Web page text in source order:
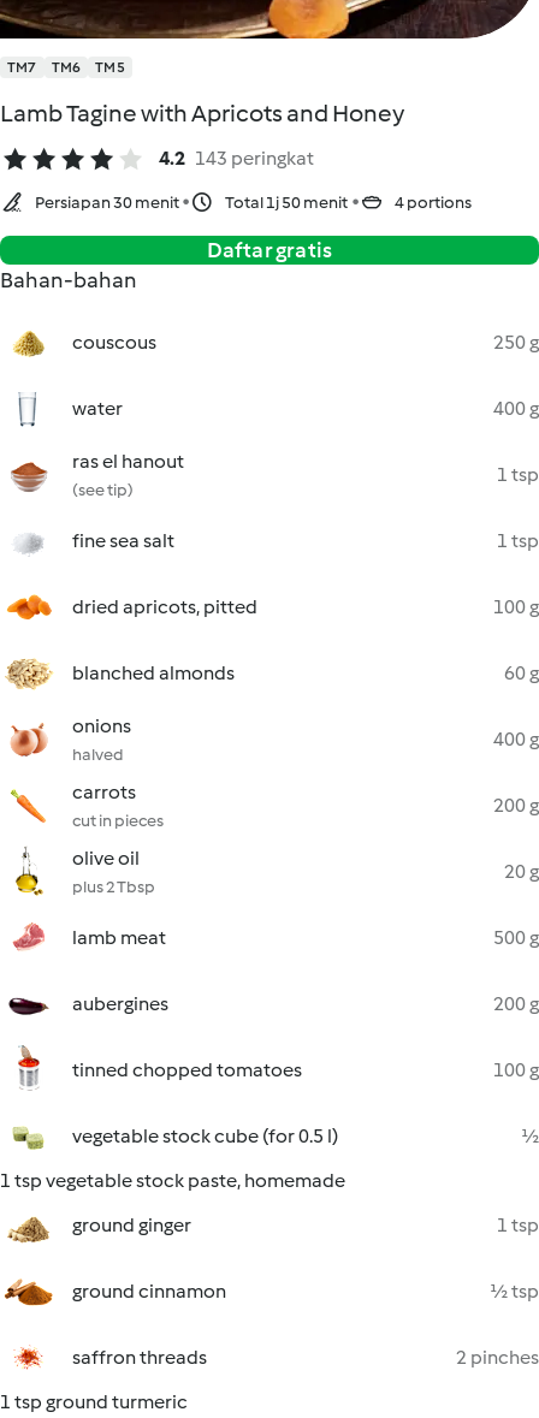
TM7 TM6 TM5
Lamb Tagine with Apricots and Honey
4.2 143 peringkat
Persiapan 30 menit Total 1j 50 menit 4 portions
Daftar gratis
Bahan-bahan
couscous 250 g
water 400 g
ras el hanout
(see tip)
1 tsp
fine sea salt 1 tsp
dried apricots, pitted 100 g
blanched almonds 60 g
onions
halved
400 g
carrots
cut in pieces
200 g
olive oil
plus 2 Tbsp
20 g
lamb meat 500 g
aubergines 200 g
tinned chopped tomatoes 100 g
vegetable stock cube (for 0.5 l)
½
1 tsp vegetable stock paste, homemade
ground ginger
1 tsp
ground cinnamon ½ tsp
saffron threads
2 pinches
1 tsp ground turmeric